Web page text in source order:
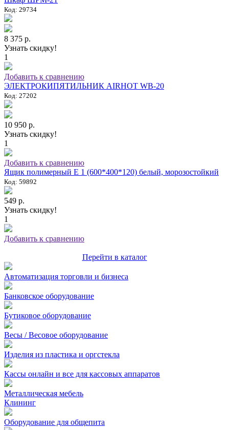
Код: 29734
8 375 р.
Узнать скидку!
1
Добавить к сравнению
ЭЛЕКТРОКИПЯТИЛЬНИК AIRHOT WB-20
Код: 27202
10 950 р.
Узнать скидку!
1
Добавить к сравнению
Ящик полимерный E 1 (600*400*120) белый, морозостойкий
Код: 59892
549 р.
Узнать скидку!
1
Добавить к сравнению
Перейти в каталог
Автоматизация торговли и бизнеса
Банковское оборудование
Бутиковое оборудование
Весы / Весовое оборудование
Изделия из пластика и оргстекла
Кассы онлайн и все для кассовых аппаратов
Металлическая мебель
Клининг
Оборудование для общепита